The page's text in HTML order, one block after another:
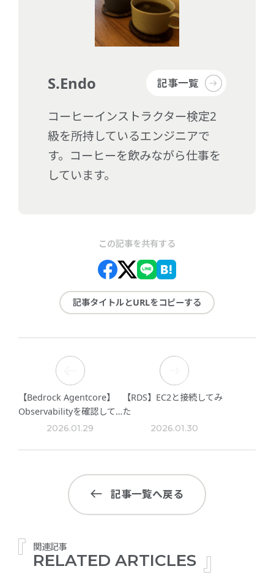
S.Endo 記事一覧
コーヒーインストラクター検定2
級を所持しているエンジニアで
す。コーヒーを飲みながら仕事を
しています。
この記事を共有する
記事タイトルとURLをコピーする
【Bedrock Agentcore】
Observabilityを確認して
2026.01.29
【RDS】EC2と接続してみ
た
2026.01.30
記事一覧へ戻る
関連記事
RELATED ARTICLES